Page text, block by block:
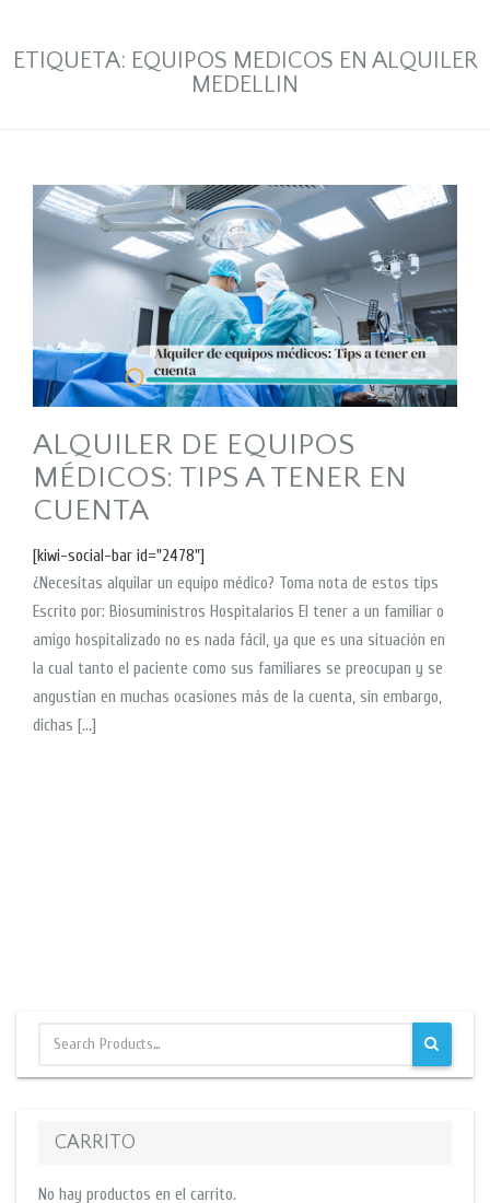
ETIQUETA: EQUIPOS MEDICOS EN ALQUILER
MEDELLIN
ALQUILER DE EQUIPOS
MÉDICOS: TIPS A TENER EN
CUENTA
[kiwi-social-bar id="2478"]
¿Necesitas alquilar un equipo médico? Toma nota de estos tips
Escrito por: Biosuministros Hospitalarios El tener a un familiar o
amigo hospitalizado no es nada fácil, ya que es una situación en
la cual tanto el paciente como sus familiares se preocupan y se
angustian en muchas ocasiones más de la cuenta, sin embargo,
dichas […]
CARRITO
No hay productos en el carrito.